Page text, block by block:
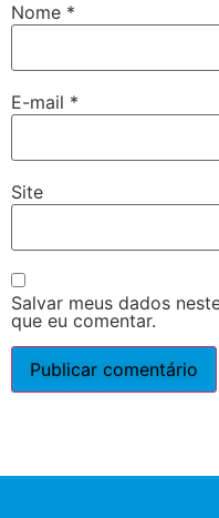
Nome *
E-mail *
Site
Salvar meus dados
que eu comentar.